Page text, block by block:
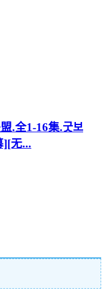
.全1-16集.굿보
][无...